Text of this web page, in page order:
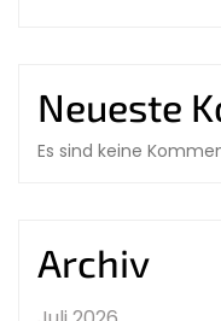
Neueste
Es sind keine
Archiv